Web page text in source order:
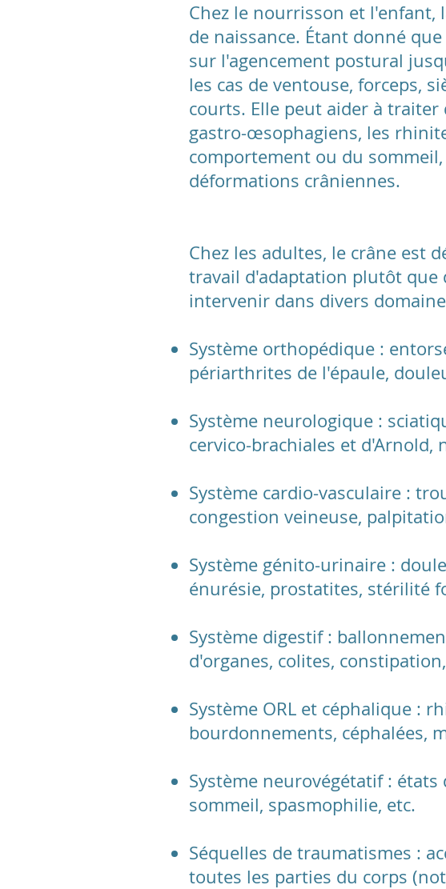
Chez le nourrisson et l'enfant,
de naissance. Étant donné
sur l'agencement postural
les cas de ventouse, forceps,
courts. Elle peut aider à
gastro-œsophagiens, les
comportement ou du
déformations crâniennes.
Chez les adultes, le crâne est
travail d'adaptation plutôt que
intervenir dans divers
Système orthopédique :
périarthrites de l'épaule,
Système neurologique :
cervico-brachiales et d'Arnold,
Système cardio-vasculaire :
congestion veineuse,
Système génito-urinaire :
énurésie, prostatites, stérilité
Système digestif :
d'organes, colites,
Système ORL et céphalique :
bourdonnements, céphalées,
Système neurovégétatif :
sommeil, spasmophilie, etc.
Séquelles de traumatismes :
toutes les parties du corps